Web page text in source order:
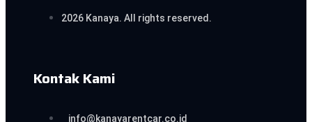
2026 Kanaya. All rights reserved.
Kontak Kami
info@kanayarentcar.co.id